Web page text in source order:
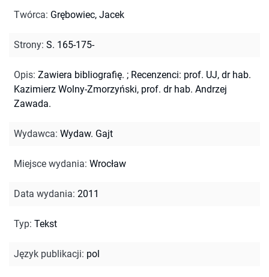
Twórca: Grębowiec, Jacek
Strony: S. 165-175-
Opis: Zawiera bibliografię. ; Recenzenci: prof. UJ, dr hab.
Kazimierz Wolny-Zmorzyński, prof. dr hab. Andrzej
Zawada.
Wydawca: Wydaw. Gajt
Miejsce wydania: Wrocław
Data wydania: 2011
Typ: Tekst
Język publikacji: pol